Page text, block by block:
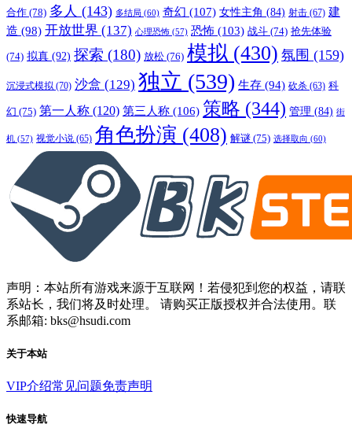
合作 (78) 多人 (143) 多结局 (60) 奇幻 (107) 女性主角 (84) 射击 (67) 建
造 (98) 开放世界 (137) 心理恐怖 (57) 恐怖 (103) 战斗 (74) 抢先体验
(74) 拟真 (92) 探索 (180) 放松 (76) 模拟 (430) 氛围 (159)
沉浸式模拟 (70) 沙盒 (129) 独立 (539) 生存 (94) 砍杀 (63) 科
幻 (75) 第一人称 (120) 第三人称 (106) 策略 (344) 管理 (84) 街
机 (57) 视觉小说 (65) 角色扮演 (408) 解谜 (75) 选择取向 (60)
声明：本站所有游戏来源于互联网！若侵犯到您的权益，请联
系站长，我们将及时处理。 请购买正版授权并合法使用。联
系邮箱: bks@hsudi.com
关于本站
VIP介绍常见问题免责声明
快速导航